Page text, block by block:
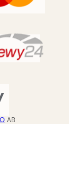
AB